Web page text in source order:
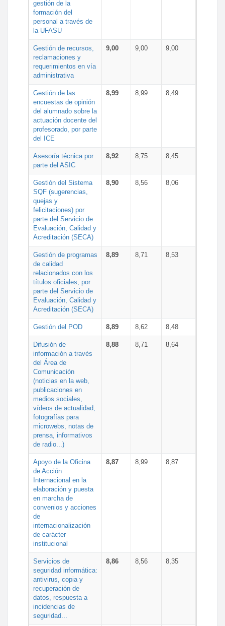
gestión de la
formación del
personal a través de
la UFASU
Gestión de recursos,
reclamaciones y
requerimientos en vía
administrativa
9,00 9,00 9,00
Gestión de las
encuestas de opinión
del alumnado sobre la
actuación docente del
profesorado, por parte
del ICE
8,99 8,99 8,49
Asesoría técnica por
parte del ASIC
8,92 8,75 8,45
Gestión del Sistema
SQF (sugerencias,
quejas y
felicitaciones) por
parte del Servicio de
Evaluación, Calidad y
Acreditación (SECA)
8,90 8,56 8,06
Gestión de programas
de calidad
relacionados con los
títulos oficiales, por
parte del Servicio de
Evaluación, Calidad y
Acreditación (SECA)
8,89 8,71 8,53
Gestión del POD 8,89 8,62 8,48
Difusión de
información a través
del Área de
Comunicación
(noticias en la web,
publicaciones en
medios sociales,
vídeos de actualidad,
fotografías para
microwebs, notas de
prensa, informativos
de radio...)
8,88 8,71 8,64
Apoyo de la Oficina
de Acción
Internacional en la
elaboración y puesta
en marcha de
convenios y acciones
de
internacionalización
de carácter
institucional
8,87 8,99 8,87
Servicios de
seguridad informática:
antivirus, copia y
recuperación de
datos, respuesta a
incidencias de
seguridad...
8,86 8,56 8,35